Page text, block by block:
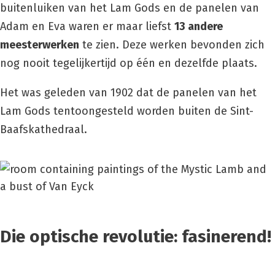
buitenluiken van het Lam Gods en de panelen van
Adam en Eva waren er maar liefst 13 andere
meesterwerken te zien. Deze werken bevonden zich
nog nooit tegelijkertijd op één en dezelfde plaats.
Het was geleden van 1902 dat de panelen van het
Lam Gods tentoongesteld worden buiten de Sint-
Baafskathedraal.
Die optische revolutie: fasinerend!